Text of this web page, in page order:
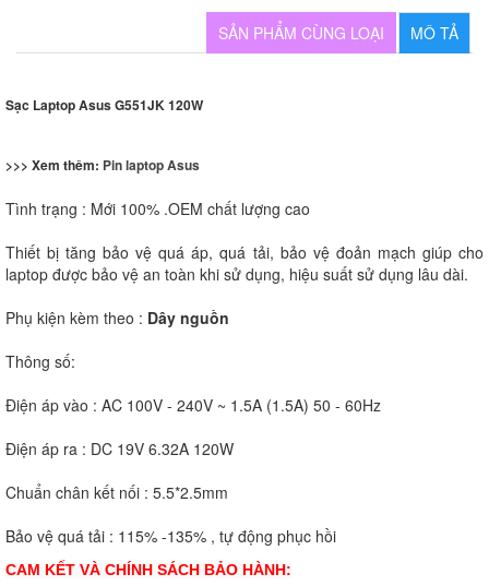
MÔ TẢ
SẢN PHẨM CÙNG LOẠI
Sạc Laptop Asus G551JK 120W
>>> Xem thêm: Pin laptop Asus
Tình trạng : Mới 100% .OEM chất lượng cao
Thiết bị tăng bảo vệ quá áp, quá tải, bảo vệ đoản mạch giúp cho
laptop được bảo vệ an toàn khi sử dụng, hiệu suất sử dụng lâu dài.
Phụ kiện kèm theo : Dây nguồn
Thông số:
Điện áp vào : AC 100V - 240V ~ 1.5A (1.5A) 50 - 60Hz
Điện áp ra : DC 19V 6.32A 120W
Chuẩn chân kết nối : 5.5*2.5mm
Bảo vệ quá tải : 115% -135% , tự động phục hồi
CAM KẾT VÀ CHÍNH SÁCH BẢO HÀNH: